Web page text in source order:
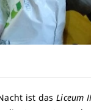
ist dasLiceum